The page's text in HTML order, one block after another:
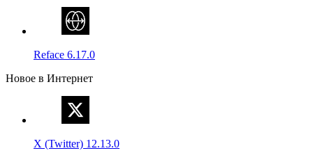
Reface 6.17.0
Новое в Интернет
X (Twitter) 12.13.0